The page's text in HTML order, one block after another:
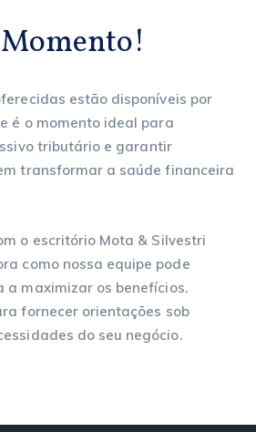
estão disponíveis por
é o momento ideal para
tributário e garantir
transformar a saúde financeira
o escritório Mota & Silvestri
como nossa equipe pode
a maximizar os benefícios.
fornecer orientações sob
do seu negócio.